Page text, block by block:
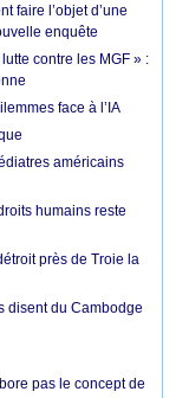
faire l’objet d’une
enquête
contre les MGF » :
face à l’IA
américains
humains reste
près de Troie la
disent du Cambodge
pas le concept de